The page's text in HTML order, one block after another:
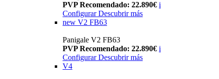
PVP Recomendado: 22.890€ i
Configurar Descubrir más
new V2 FB63
Panigale V2 FB63
PVP Recomendado: 22.890€ i
Configurar Descubrir más
V4